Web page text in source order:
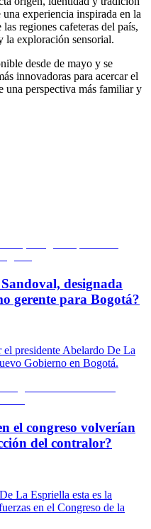
una experiencia inspirada en la
regiones cafeteras del país,
la exploración sensorial.
desde de mayo y se
innovadoras para acercar el
una perspectiva más familiar y
designada
gerente para Bogotá?
presidente Abelardo De La
Gobierno en Bogotá.
el congreso volverían
del contralor?
La Espriella esta es la
en el Congreso de la